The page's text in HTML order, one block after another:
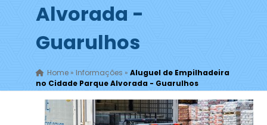
Alvorada -
Guarulhos
Home» Informações » Aluguel de Empilhadeira
no Cidade Parque Alvorada - Guarulhos